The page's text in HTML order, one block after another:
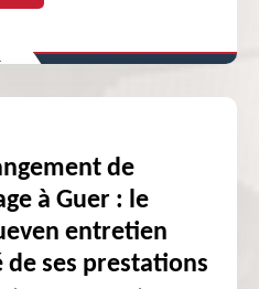
de
à Guer : le
entretien
ses prestations